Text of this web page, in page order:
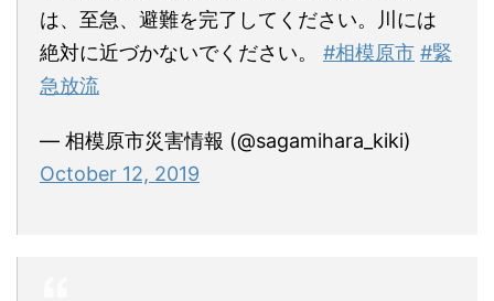
は、至急、避難を完了してください。川には
絶対に近づかないでください。 #相模原市 #緊
急放流
— 相模原市災害情報 (@sagamihara_kiki)
October 12, 2019